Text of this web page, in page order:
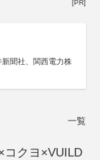
[PR]
聞社、関西電力株
一覧
コクヨ×VUILD